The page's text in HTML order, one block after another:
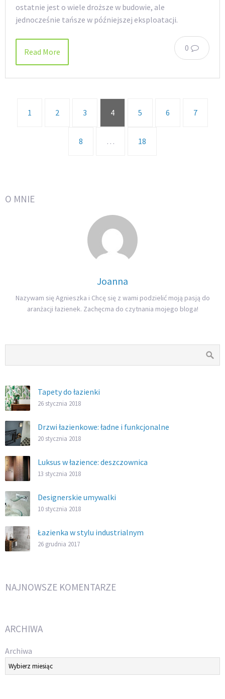
ostatnie jest o wiele droższe w budowie, ale
jednocześnie tańsze w późniejszej eksploatacji.
0
Read More
1 2 3 4 5 6 7
8 … 18
O MNIE
Joanna
Nazywam się Agnieszka i Chcę się z wami podzielić moją pasją do
aranżacji łazienek. Zachęcma do czytnania mojego bloga!
Tapety do łazienki
26 stycznia 2018
Drzwi łazienkowe: ładne i funkcjonalne
20 stycznia 2018
Luksus w łazience: deszczownica
13 stycznia 2018
Designerskie umywalki
10 stycznia 2018
Łazienka w stylu industrialnym
26 grudnia 2017
NAJNOWSZE KOMENTARZE
ARCHIWA
Archiwa